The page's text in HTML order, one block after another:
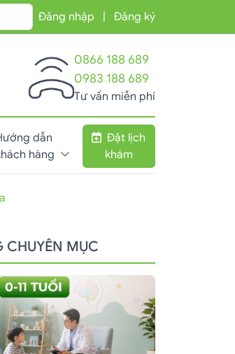
Đăng nhập Đăng ký
0866 188 689
0983 188 689
Tư vấn miễn phí
dẫn
hàng
Đặt lịch
khám
CHUYÊN MỤC